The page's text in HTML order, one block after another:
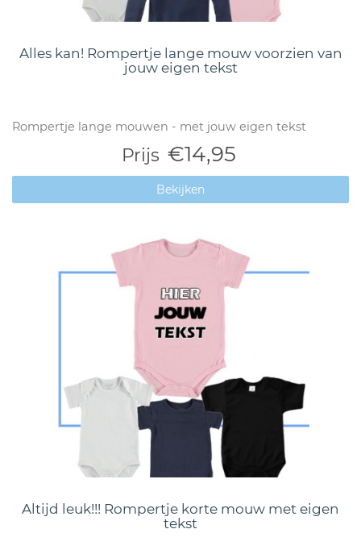
Alles kan! Rompertje lange mouw voorzien van
jouw eigen tekst
Rompertje lange mouwen - met jouw eigen tekst
Prijs €14,95
Bekijken
Altijd leuk!!! Rompertje korte mouw met eigen
tekst